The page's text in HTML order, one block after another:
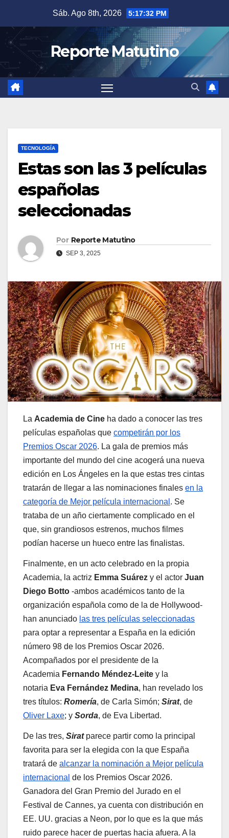
contenido
Sáb. Ago 8th, 2026 5:17:33 PM
Reporte Matutino
TECNOLOGÍA
Estas son las 3 películas
españolas
seleccionadas
Por Reporte Matutino
SEP 3, 2025
La Academia de Cine ha dado a conocer las tres
películas españolas que competirán por los
Premios Oscar 2026. La gala de premios más
importante del mundo del cine acogerá una nueva
edición en Los Ángeles en la que estas tres cintas
tratarán de llegar a las nominaciones finales en la
categoría de Mejor película internacional . Se
trataba de un año ciertamente complicado en el
que, sin grandiosos estrenos, muchos filmes
podían hacerse un hueco entre las finalistas.
Finalmente, en un acto celebrado en la propia
Academia, la actriz Emma Suárez y el actor Juan
Diego Botto -ambos académicos tanto de la
organización española como de la de Hollywood-
han anunciado las tres películas seleccionadas
para optar a representar a España en la edición
número 98 de los Premios Oscar 2026.
Acompañados por el presidente de la
Academia Fernando Méndez-Leite y la
notaria Eva Fernández Medina, han revelado los
tres títulos: Romería, de Carla Simón; Sirat, de
Oliver Laxe; y Sorda, de Eva Libertad.
De las tres, Siratparece partir como la principal
favorita para ser la elegida con la que España
tratará de alcanzar la nominación a Mejor película
internacional de los Premios Oscar 2026.
Ganadora del Gran Premio del Jurado en el
Festival de Cannes, ya cuenta con distribución en
EE. UU. gracias a Neon, por lo que es la que más
ruido parece hacer de puertas hacia afuera. A la